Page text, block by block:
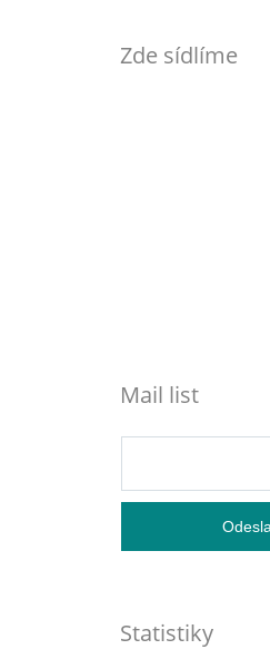
Zde sídlíme
Mail list
Statistiky